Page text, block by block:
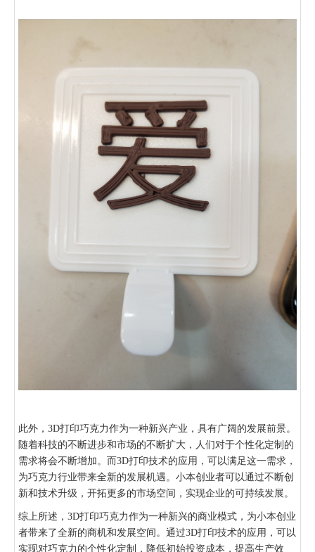
此外，3D打印巧克力作为一种新兴产业，具有广阔的发展前景。
随着科技的不断进步和市场的不断扩大，人们对于个性化定制的
需求将会不断增加。而3D打印技术的应用，可以满足这一需求，
为巧克力行业带来全新的发展机遇。小本创业者可以通过不断创
新和技术升级，开拓更多的市场空间，实现企业的可持续发展。
综上所述，3D打印巧克力作为一种新兴的商业模式，为小本创业
者带来了全新的商机和发展空间。通过3D打印技术的应用，可以
实现对巧克力的个性化定制，降低初始投资成本，提高生产效